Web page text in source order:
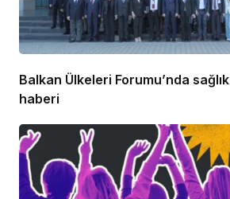
Balkan Ülkeleri Forumu’nda
haberi